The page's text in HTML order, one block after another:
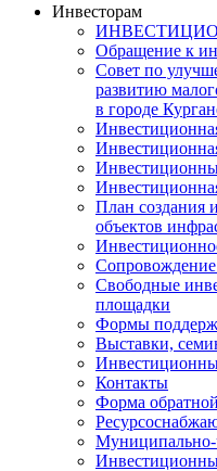
Инвесторам
Обращение к
Совет по
развитию
в городе
План создания
объектов
Сопровождение
Свободные
площадки
Формы
Выставки,
Контакты
Форма
Муниципально-